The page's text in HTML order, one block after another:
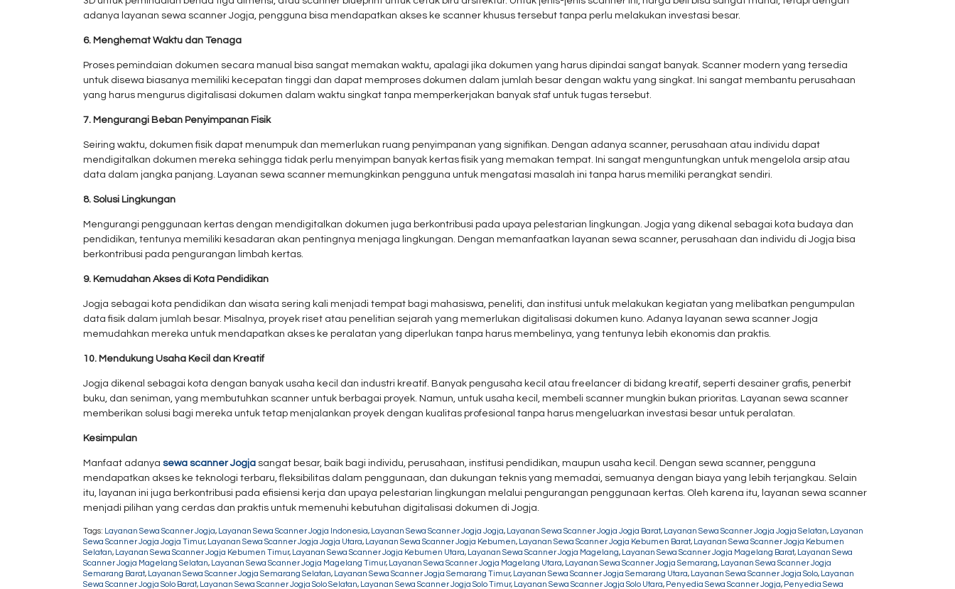
adanya layanan sewa scanner Jogja, pengguna bisa mendapatkan akses ke scanner khusus tersebut tanpa perlu melakukan investasi besar.
6. Menghemat Waktu dan Tenaga
Proses pemindaian dokumen secara manual bisa sangat memakan waktu, apalagi jika dokumen yang harus dipindai sangat banyak. Scanner modern yang tersedia
untuk disewa biasanya memiliki kecepatan tinggi dan dapat memproses dokumen dalam jumlah besar dengan waktu yang singkat. Ini sangat membantu perusahaan
yang harus mengurus digitalisasi dokumen dalam waktu singkat tanpa memperkerjakan banyak staf untuk tugas tersebut.
7. Mengurangi Beban Penyimpanan Fisik
Seiring waktu, dokumen fisik dapat menumpuk dan memerlukan ruang penyimpanan yang signifikan. Dengan adanya scanner, perusahaan atau individu dapat
mendigitalkan dokumen mereka sehingga tidak perlu menyimpan banyak kertas fisik yang memakan tempat. Ini sangat menguntungkan untuk mengelola arsip atau
data dalam jangka panjang. Layanan sewa scanner memungkinkan pengguna untuk mengatasi masalah ini tanpa harus memiliki perangkat sendiri.
8. Solusi Lingkungan
Mengurangi penggunaan kertas dengan mendigitalkan dokumen juga berkontribusi pada upaya pelestarian lingkungan. Jogja yang dikenal sebagai kota budaya dan
pendidikan, tentunya memiliki kesadaran akan pentingnya menjaga lingkungan. Dengan memanfaatkan layanan sewa scanner, perusahaan dan individu di Jogja bisa
berkontribusi pada pengurangan limbah kertas.
9. Kemudahan Akses di Kota Pendidikan
Jogja sebagai kota pendidikan dan wisata sering kali menjadi tempat bagi mahasiswa, peneliti, dan institusi untuk melakukan kegiatan yang melibatkan pengumpulan
data fisik dalam jumlah besar. Misalnya, proyek riset atau penelitian sejarah yang memerlukan digitalisasi dokumen kuno. Adanya layanan sewa scanner Jogja
memudahkan mereka untuk mendapatkan akses ke peralatan yang diperlukan tanpa harus membelinya, yang tentunya lebih ekonomis dan praktis.
10. Mendukung Usaha Kecil dan Kreatif
Jogja dikenal sebagai kota dengan banyak usaha kecil dan industri kreatif. Banyak pengusaha kecil atau freelancer di bidang kreatif, seperti desainer grafis, penerbit
buku, dan seniman, yang membutuhkan scanner untuk berbagai proyek. Namun, untuk usaha kecil, membeli scanner mungkin bukan prioritas. Layanan sewa scanner
memberikan solusi bagi mereka untuk tetap menjalankan proyek dengan kualitas profesional tanpa harus mengeluarkan investasi besar untuk peralatan.
Kesimpulan
Manfaat adanya sewa scanner Jogja sangat besar, baik bagi individu, perusahaan, institusi pendidikan, maupun usaha kecil. Dengan sewa scanner, pengguna
mendapatkan akses ke teknologi terbaru, fleksibilitas dalam penggunaan, dan dukungan teknis yang memadai, semuanya dengan biaya yang lebih terjangkau. Selain
itu, layanan ini juga berkontribusi pada efisiensi kerja dan upaya pelestarian lingkungan melalui pengurangan penggunaan kertas. Oleh karena itu, layanan sewa scanner
menjadi pilihan yang cerdas dan praktis untuk memenuhi kebutuhan digitalisasi dokumen di Jogja.
Tags: Layanan Sewa Scanner Jogja, Layanan Sewa Scanner Jogja Indonesia, Layanan Sewa Scanner Jogja Jogja, Layanan Sewa Scanner Jogja Jogja Barat, Layanan Sewa Scanner Jogja Jogja Selatan,
Layanan
Sewa Scanner Jogja Jogja Timur, Layanan Sewa Scanner Jogja Jogja Utara, Layanan Sewa Scanner Jogja Kebumen, Layanan Sewa Scanner Jogja Kebumen Barat,
Layanan Sewa Scanner Jogja Kebumen
Selatan, Layanan Sewa Scanner Jogja Kebumen Timur, Layanan Sewa Scanner Jogja Kebumen Utara, Layanan Sewa Scanner Jogja Magelang, Layanan Sewa Scanner Jogja Magelang Barat,
Layanan Sewa
Scanner Jogja Magelang Selatan, Layanan Sewa Scanner Jogja Magelang Timur, Layanan Sewa Scanner Jogja Magelang Utara, Layanan Sewa Scanner Jogja Semarang,
Layanan Sewa Scanner Jogja
Semarang Barat, Layanan Sewa Scanner Jogja Semarang Selatan, Layanan Sewa Scanner Jogja Semarang Timur, Layanan Sewa Scanner Jogja Semarang Utara, Layanan Sewa Scanner Jogja Solo,
Layanan
Sewa Scanner Jogja Solo Barat, Layanan Sewa Scanner Jogja Solo Selatan, Layanan Sewa Scanner Jogja Solo Timur, Layanan Sewa Scanner Jogja Solo Utara, Penyedia Sewa Scanner Jogja, Penyedia Sewa